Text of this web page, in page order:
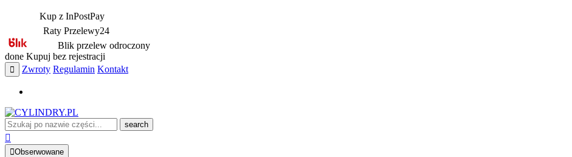
Kup z InPostPay
Raty Przelewy24
Blik przelew odroczony
done Kupuj bez rejestracji
Zwroty Regulamin Kontakt
search
Obserwowane